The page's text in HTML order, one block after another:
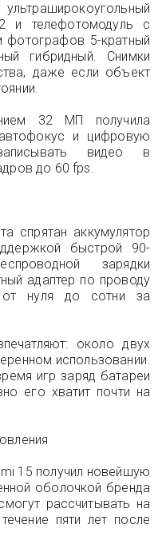
и телефотомодуль с
5-кратный
гибридный. Снимки
даже если объект
32 МП получила
и цифровую
видео в
до 60 fps.
спрятан аккумулятор
быстрой 90-
зарядки
адаптер по проводу
от нуля до сотни за
около двух
использовании.
игр заряд батареи
его хватит почти на
15 получил новейшую
оболочкой бренда
рассчитывать на
пяти лет после